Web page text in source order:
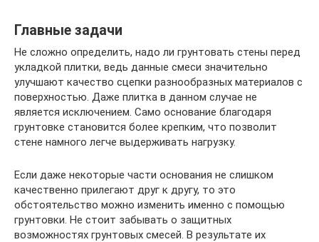
Главные задачи
Не сложно определить, надо ли грунтовать стены перед
укладкой плитки, ведь данные смеси значительно
улучшают качество сцепки разнообразных материалов с
поверхностью. Даже плитка в данном случае не
является исключением. Само основание благодаря
грунтовке становится более крепким, что позволит
стене намного легче выдерживать нагрузку.
Если даже некоторые части основания не слишком
качественно прилегают друг к другу, то это
обстоятельство можно изменить именно с помощью
грунтовки. Не стоит забывать о защитных
возможностях грунтовых смесей. В результате их